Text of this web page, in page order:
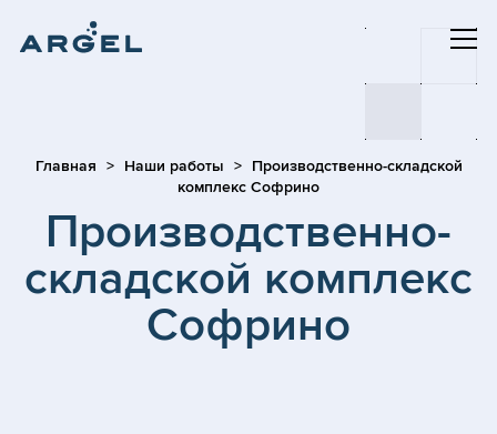
Главная Наши работы
Производственно-складской
комплекс Софрино
Производственно-
складской комплекс
Софрино